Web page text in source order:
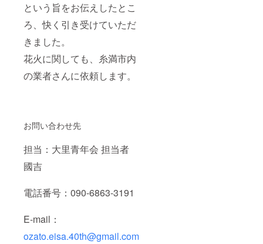
という旨をお伝えしたとこ
ろ、快く引き受けていただ
きました。
花火に関しても、糸満市内
の業者さんに依頼します。
お問い合わせ先
担当：大里青年会 担当者
國吉
電話番号：090-6863-3191
E-mail：
ozato.eisa.40th@gmail.com